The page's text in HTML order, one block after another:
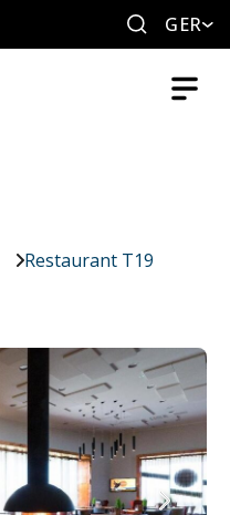
GER
Restaurant T19